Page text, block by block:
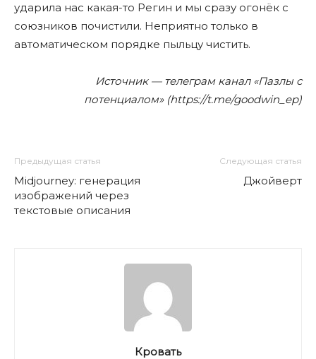
ударила нас какая-то Регин и мы сразу огонëк с
союзников почистили. Неприятно только в
автоматическом порядке пыльцу чистить.
Источник — телеграм канал «Пазлы с
потенциалом» (https://t.me/goodwin_ep)
Предыдущая статья
Midjourney: генерация
изображений через
текстовые описания
Следующая статья
Джойверт
Кровать